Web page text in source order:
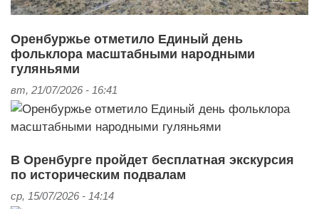
Оренбуржье отметило Единый день
фольклора масштабными народными
гуляньями
вт, 21/07/2026 - 16:41
В Оренбурге пройдет бесплатная экскурсия
по историческим подвалам
ср, 15/07/2026 - 14:14